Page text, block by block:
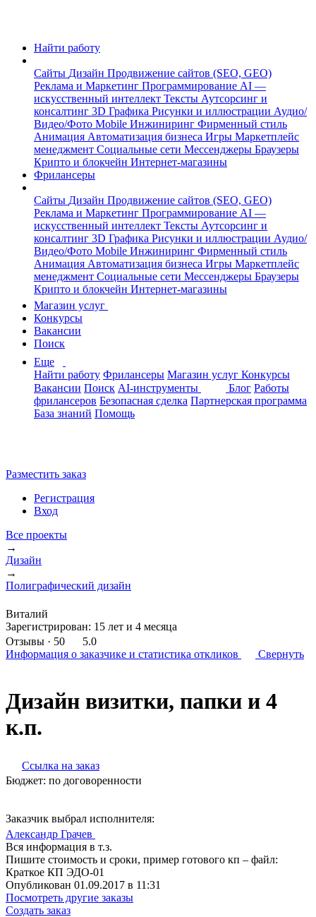
Найти работу
Сайты Дизайн Продвижение сайтов (SEO, GEO)
Реклама и Маркетинг Программирование AI —
искусственный интеллект Тексты Аутсорсинг и
консалтинг 3D Графика Рисунки и иллюстрации Аудио/
Видео/Фото Mobile Инжиниринг Фирменный стиль
Анимация Автоматизация бизнеса Игры Маркетплейс
менеджмент Социальные сети Мессенджеры Браузеры
Крипто и блокчейн Интернет-магазины
Фрилансеры
Сайты Дизайн Продвижение сайтов (SEO, GEO)
Реклама и Маркетинг Программирование AI —
искусственный интеллект Тексты Аутсорсинг и
консалтинг 3D Графика Рисунки и иллюстрации Аудио/
Видео/Фото Mobile Инжиниринг Фирменный стиль
Анимация Автоматизация бизнеса Игры Маркетплейс
менеджмент Социальные сети Мессенджеры Браузеры
Крипто и блокчейн Интернет-магазины
Магазин услуг
Конкурсы
Вакансии
Поиск
Еще
Найти работу Фрилансеры Магазин услуг Конкурсы
Вакансии Поиск AI-инструменты Блог Работы
фрилансеров Безопасная сделка Партнерская программа
База знаний Помощь
Разместить заказ
Регистрация
Вход
Все проекты
→
Дизайн
→
Полиграфический дизайн
Виталий
Зарегистрирован: 15 лет и 4 месяца
Отзывы · 50
5.0
Информация о заказчике и статистика откликов Свернуть
Дизайн визитки, папки и 4
к.п.
Ссылка на заказ
Бюджет: по договоренности
Заказчик выбрал исполнителя:
Александр Грачев
Вся информация в т.з.
Пишите стоимость и сроки, пример готового кп – файл:
Краткое КП ЭДО-01
Опубликован 01.09.2017 в 11:31
Посмотреть другие заказы
Создать заказ